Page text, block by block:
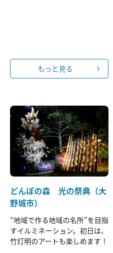
もっと見る
どんぽの森 光の祭典（大
野城市）
“地域で作る地域の名所”を目指
すイルミネーション。初日は、
竹灯明のアートも楽しめます！